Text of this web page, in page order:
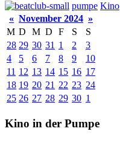
pumpe Kino
« November 2024 »
M D M D F S
S
28 29 30 31 1 2
3
4
5 6 7 8 9
10
11 12 13 14 15 16 17
18 19 20 21 22 23 24
25 26 27 28 29 30 1
Kino in der Pumpe